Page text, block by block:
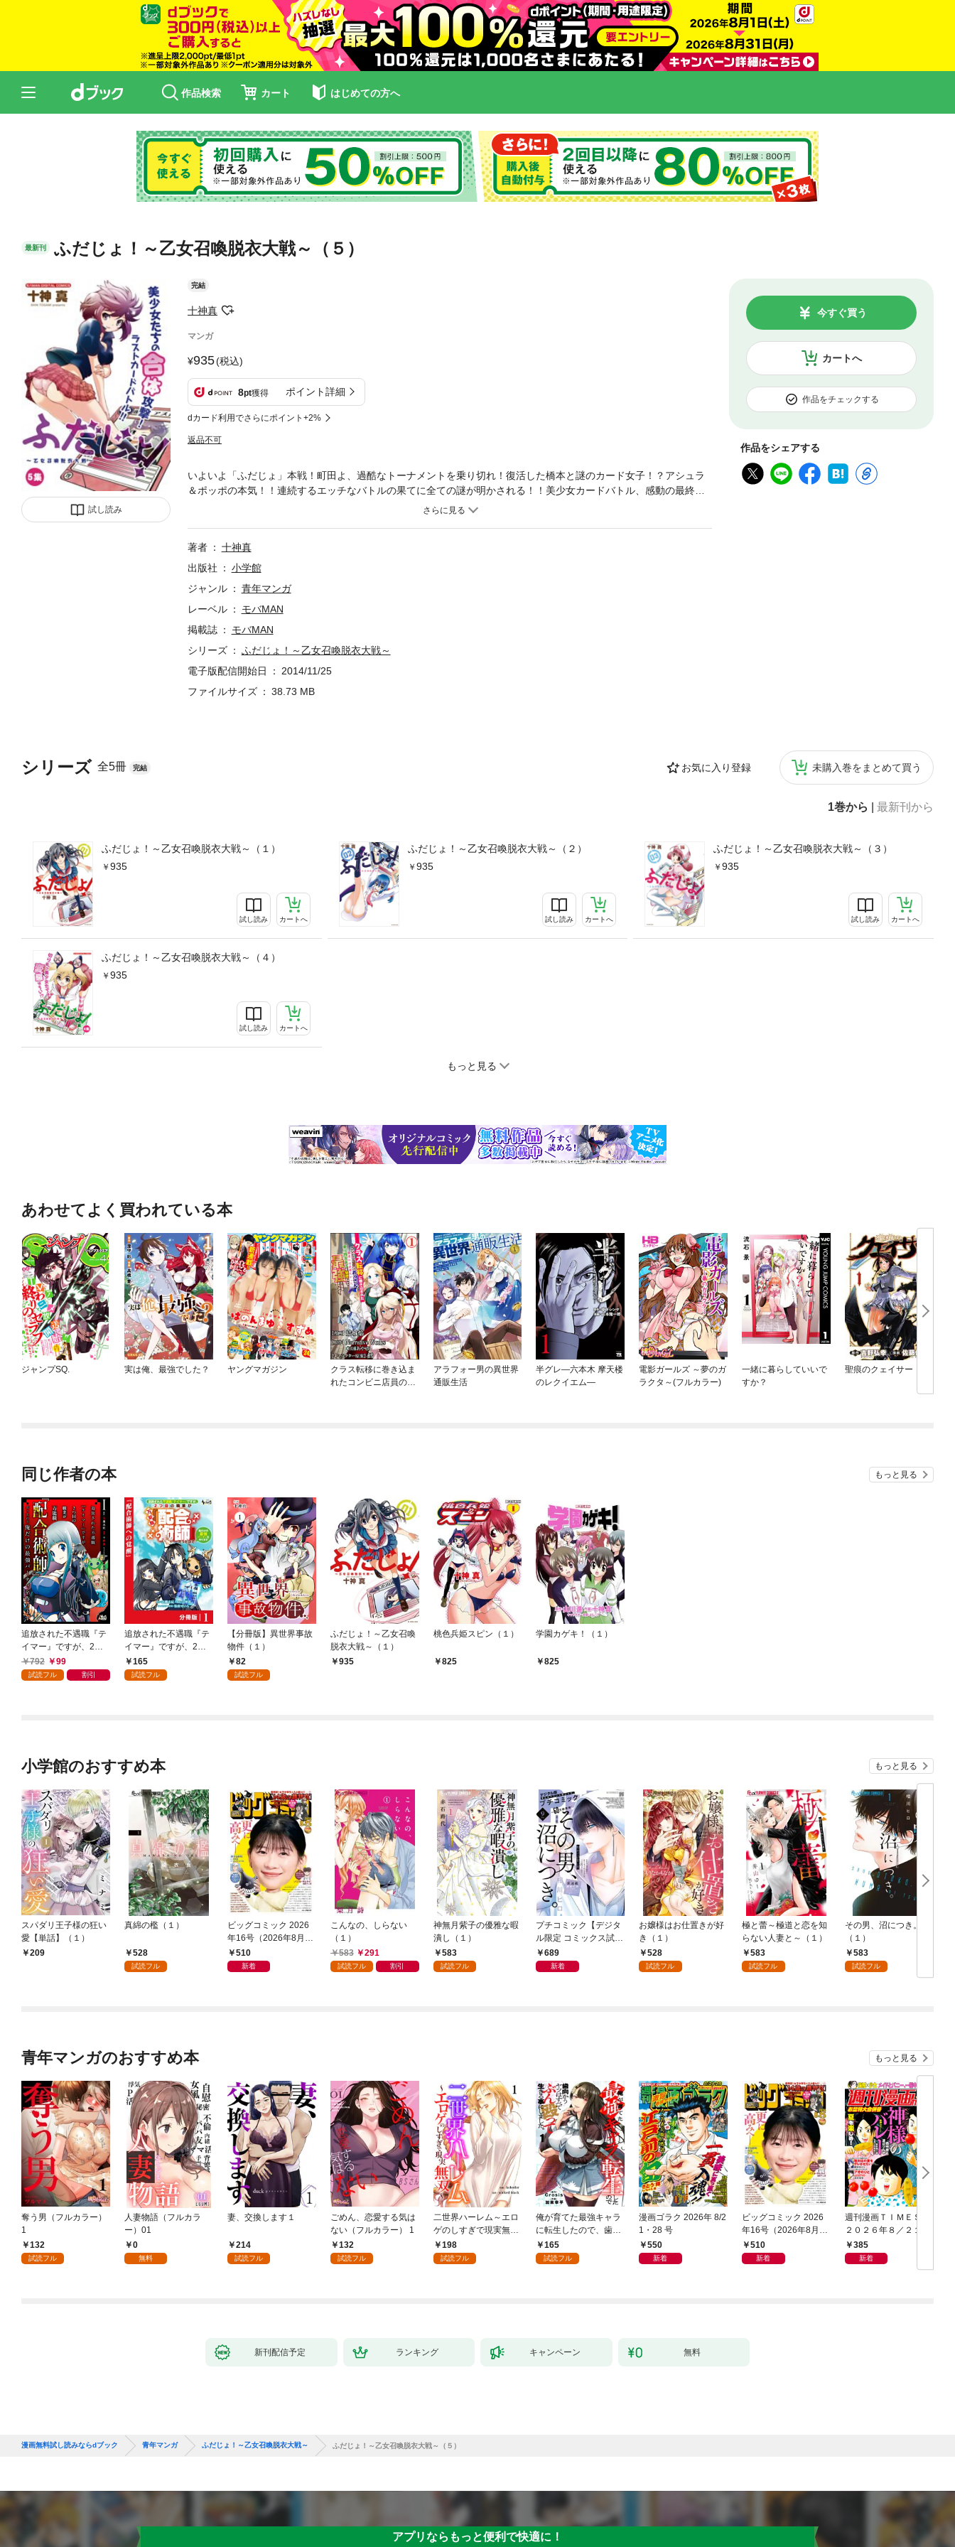
作品検索 カート はじめての方へ
最新刊 ふだじょ！～乙女召喚脱衣大戦～（５）
試し読み
完結
十神真
マンガ
935(税込)
8pt獲得 ポイント詳細
dカード利用でさらにポイント+2%
返品不可
カートへ
今すぐ買う
作品をチェックする
作品をシェアする
シリーズ 全5冊 完結 お気に入り登録 未購入巻をまとめて買う
1巻から 最新刊から
ふだじょ！～乙女召喚脱衣大戦～（１）
935
試し読み カートへ
ふだじょ！～乙女召喚脱衣大戦～（２）
935
試し読み カートへ
ふだじょ！～乙女召喚脱衣大戦～（３）
935
試し読み カートへ
ふだじょ！～乙女召喚脱衣大戦～（４）
935
試し読み カートへ
もっと見る
いよいよ「ふだじょ」本戦！町田よ、過酷なトーナメントを乗り切れ！復活した橋本と謎のカード女子！？アシュラ
＆ポッポの本気！！連続するエッチなバトルの果てに全ての謎が明かされる！！美少女カードバトル、感動の最終
著者
十神真
出版社
小学館
ジャンル
青年マンガ
レーベル
モバMAN
掲載誌
モバMAN
シリーズ
ふだじょ！～乙女召喚脱衣大戦～
電子版配信開始日
2014/11/25
ファイルサイズ
38.73 MB
あわせてよく買われている本
ジャンプSQ. 実は俺、最強でした？ ヤングマガジン
クラス転移に巻き込ま
れたコンビニ店員のお
アラフォー男の異世界
通販生活
半グレ—六本木 摩天楼
のレクイエム—
電影ガールズ ～夢のガ
ラクタ～(フルカラー)
一緒に暮らしていいで
すか？
聖痕のクェイサー
同じ作者の本 もっと見る
追放された不遇職『テ
イマー』ですが、2つ
目の職業が万能職『配
合術師』だったので俺
792 99
試読フル 割引
追放された不遇職『テ
イマー』ですが、2つ
目の職業が万能職『配
合術師』だったので俺
165
試読フル
【分冊版】異世界事故
物件（１）
82
試読フル
ふだじょ！～乙女召喚
脱衣大戦～（１）
935
桃色兵姫スピン（１）
825
学園カゲキ！（１）
825
小学館のおすすめ本 もっと見る
スパダリ王子様の狂い
愛【単話】（１）
209
真綿の檻（１）
528
試読フル
ビッグコミック 2026
年16号（2026年8月7
日発売）
510
新着
こんなの、しらない
（１）
583
291
試読フル 割引
神無月紫子の優雅な暇
潰し（１）
583
試読フル
プチコミック【デジタ
ル限定 コミックス試し
読み特典付き】 2026
年9月号（2026年8月7
689
新着
お嬢様はお仕置きが好
き（１）
528
試読フル
極と蕾～極道と恋を知
らない人妻と～（１）
583
試読フル
その男、沼につき。
（１）
583
試読フル
青年マンガのおすすめ本 もっと見る
奪う男（フルカラー）
1
132
試読フル
人妻物語（フルカラ
ー）01
0
無料
妻、交換します１
214
試読フル
ごめん、恋愛する気は
ない（フルカラー） 1
132
試読フル
二世界ハーレム～エロ
ゲのしすぎで現実無双
～１198
試読フル
俺が育てた最強キャラ
に転生したので、歯向
かうヤツはすべてぶん
殴って生きる事にしま
165
試読フル
漫画ゴラク 2026年 8/2
1・28 号
550
新着
ビッグコミック 2026
年16号（2026年8月7
日発売）
510
新着
週刊漫画ＴＩＭＥＳ
２０２６年８／２１・
２８合併号
385
新着
新刊配信予定 ランキング キャンペーン 無料
漫画無料試し読みならdブック 青年マンガ ふだじょ！～乙女召喚脱衣大戦～ ふだじょ！～乙女召喚脱衣大戦～（５）
アプリならもっと便利で快適に！